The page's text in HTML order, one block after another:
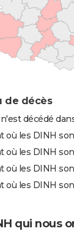
de décès
décédé
où les DINH
où les DINH
où les DINH
où les DINH
qui nous